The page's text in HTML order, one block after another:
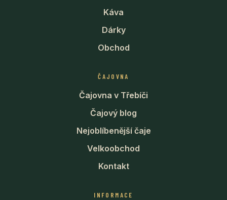
Káva
Dárky
Obchod
ČAJOVNA
Čajovna v Třebíči
Čajový blog
Nejoblíbenější čaje
Velkoobchod
Kontakt
INFORMACE